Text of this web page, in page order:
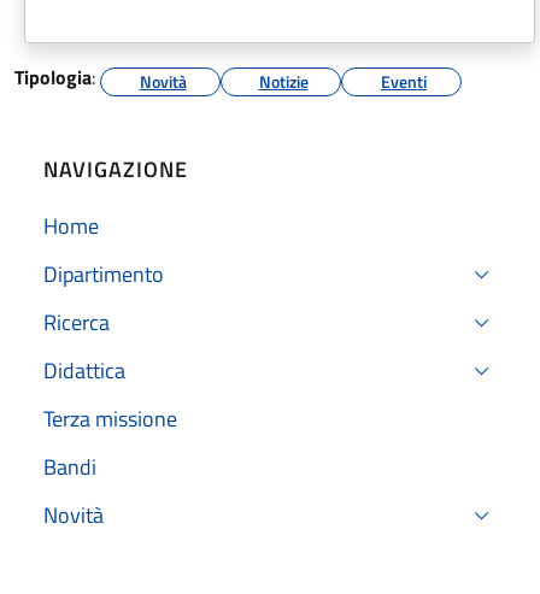
Tipologia: Novità Notizie Eventi
NAVIGAZIONE
Home
Dipartimento
Ricerca
Didattica
Terza missione
Bandi
Novità